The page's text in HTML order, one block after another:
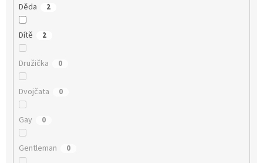
Děda 2
Dítě 2
Družička 0
Dvojčata 0
Gay 0
Gentleman 0